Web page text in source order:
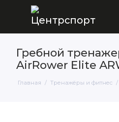
Гребной
AirRower Elite
Главная Тренажёры и фитнес